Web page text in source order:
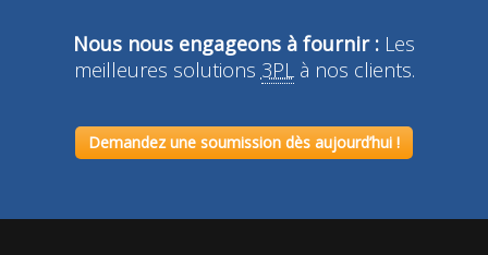
Nous nous engageons à fournir : Les
meilleures solutions 3PL à nos clients.
Demandez une soumission dès aujourd’hui !